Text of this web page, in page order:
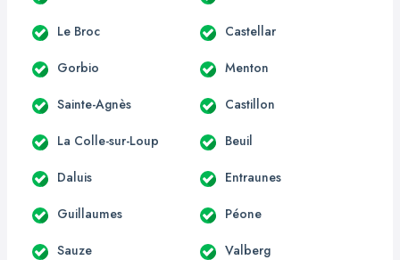
Le Broc Castellar
Gorbio Menton
Sainte-Agnès Castillon
La Colle-sur-Loup Beuil
Daluis Entraunes
Guillaumes Péone
Sauze Valberg